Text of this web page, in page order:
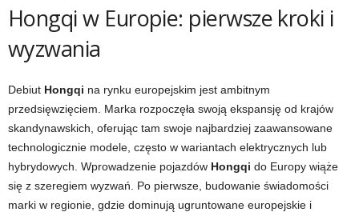
Hongqi w Europie: pierwsze kroki i
wyzwania
Debiut Hongqi na rynku europejskim jest ambitnym
przedsięwzięciem. Marka rozpoczęła swoją ekspansję od krajów
skandynawskich, oferując tam swoje najbardziej zaawansowane
technologicznie modele, często w wariantach elektrycznych lub
hybrydowych. Wprowadzenie pojazdów Hongqi do Europy wiąże
się z szeregiem wyzwań. Po pierwsze, budowanie świadomości
marki w regionie, gdzie dominują ugruntowane europejskie i